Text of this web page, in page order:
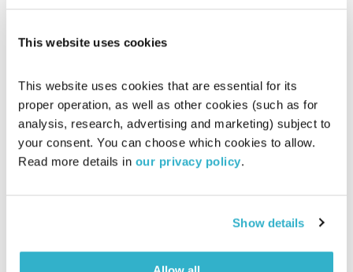
This website uses cookies
This website uses cookies that are essential for its
proper operation, as well as other cookies (such as for
analysis, research, advertising and marketing) subject to
your consent. You can choose which cookies to allow.
Read more details in our privacy policy.
Show details
התבוננות
דליק ווליניץושמואל שאול
30.07.20
00:45:46
התלמודי על השוליה ואשת הנגר